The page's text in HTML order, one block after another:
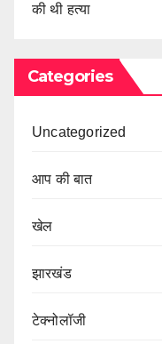
की थी हत्या
Categories
Uncategorized
आप की बात
खेल
झारखंड
टेक्नोलॉजी